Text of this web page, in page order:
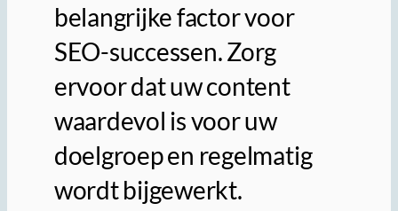
belangrijke factor voor
SEO-successen. Zorg
ervoor dat uw content
waardevol is voor uw
doelgroep en regelmatig
wordt bijgewerkt.